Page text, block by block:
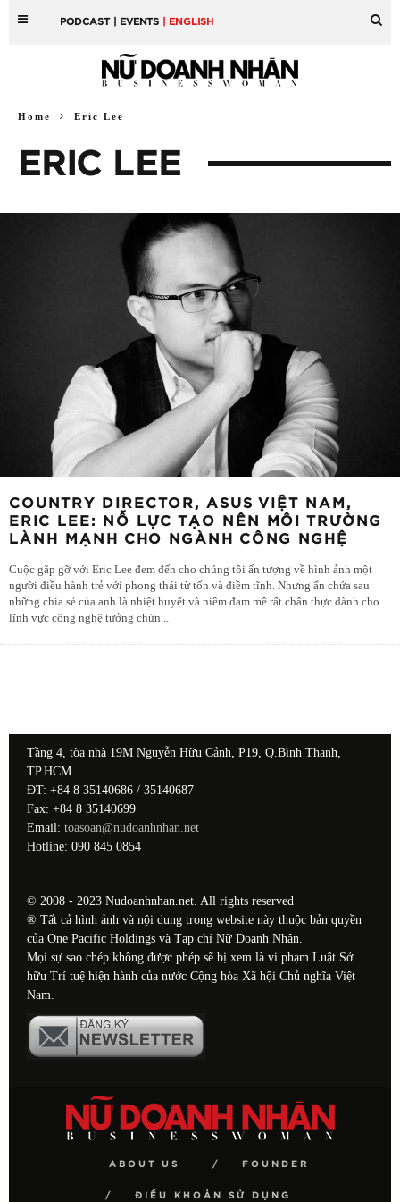
PODCAST | EVENTS | ENGLISH
Home Eric Lee
ERIC LEE
COUNTRY DIRECTOR, ASUS VIỆT NAM,
ERIC LEE: NỖ LỰC TẠO NÊN MÔI TRƯỜNG
LÀNH MẠNH CHO NGÀNH CÔNG NGHỆ
Cuộc gặp gỡ với Eric Lee đem đến cho chúng tôi ấn tượng về hình ảnh một
người điều hành trẻ với phong thái từ tốn và điềm tĩnh. Nhưng ẩn chứa sau
những chia sẻ của anh là nhiệt huyết và niềm đam mê rất chân thực dành cho
lĩnh vực công nghệ tưởng chừn...
Tầng 4, tòa nhà 19M Nguyễn Hữu Cảnh, P19, Q.Bình Thạnh,
TP.HCM
ĐT: +84 8 35140686 / 35140687
Fax: +84 8 35140699
Email: toasoan@nudoanhnhan.net
Hotline: 090 845 0854
© 2008 - 2023 Nudoanhnhan.net. All rights reserved
® Tất cả hình ảnh và nội dung trong website này thuộc bản quyền
của One Pacific Holdings và Tạp chí Nữ Doanh Nhân.
Mọi sự sao chép không được phép sẽ bị xem là vi phạm Luật Sở
hữu Trí tuệ hiện hành của nước Cộng hòa Xã hội Chủ nghĩa Việt
Nam.
ABOUT US FOUNDER
ĐIỀU KHOẢN SỬ DỤNG